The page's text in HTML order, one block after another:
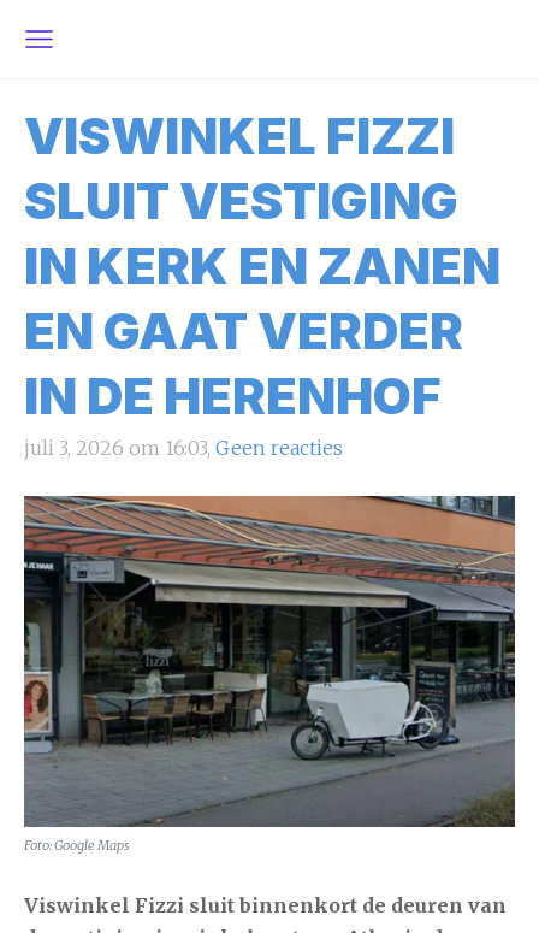
VISWINKEL FIZZI
SLUIT VESTIGING
IN KERK EN ZANEN
EN GAAT VERDER
IN DE HERENHOF
juli 3, 2026 om 16:03, Geen reacties
Foto: Google Maps
Viswinkel Fizzi sluit binnenkort de deuren van